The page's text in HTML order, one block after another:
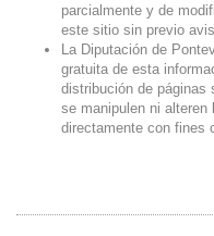
parcialmente y de
este sitio sin previo
La Diputación de
gratuita de esta
distribución de páginas
se manipulen ni
directamente con fines